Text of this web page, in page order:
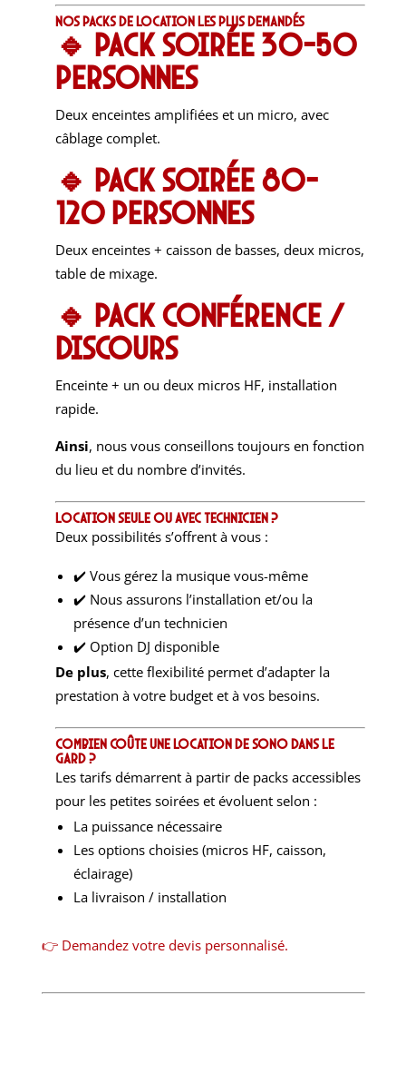
Nos packs de location les plus demandés
🔹 Pack Soirée 30-50
personnes
Deux enceintes amplifiées et un micro, avec
câblage complet.
🔹 Pack Soirée 80-
120 personnes
Deux enceintes + caisson de basses, deux micros,
table de mixage.
🔹 Pack Conférence /
Discours
Enceinte + un ou deux micros HF, installation
rapide.
Ainsi, nous vous conseillons toujours en fonction
du lieu et du nombre d’invités.
Location seule ou avec technicien ?
Deux possibilités s’offrent à vous :
✔️ Vous gérez la musique vous-même
✔️ Nous assurons l’installation et/ou la
présence d’un technicien
✔️ Option DJ disponible
De plus, cette flexibilité permet d’adapter la
prestation à votre budget et à vos besoins.
Combien coûte une location de sono dans le
Gard ?
Les tarifs démarrent à partir de packs accessibles
pour les petites soirées et évoluent selon :
La puissance nécessaire
Les options choisies (micros HF, caisson,
éclairage)
La livraison / installation
👉 Demandez votre devis personnalisé.